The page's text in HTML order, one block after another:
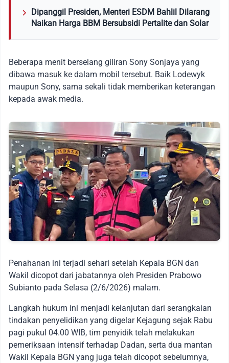
Dipanggil Presiden, Menteri ESDM Bahlil Dilarang
Naikan Harga BBM Bersubsidi Pertalite dan Solar
Beberapa menit berselang giliran Sony Sonjaya yang
dibawa masuk ke dalam mobil tersebut. Baik Lodewyk
maupun Sony, sama sekali tidak memberikan keterangan
kepada awak media.
Penahanan ini terjadi sehari setelah Kepala BGN dan
Wakil dicopot dari jabatannya oleh Presiden Prabowo
Subianto pada Selasa (2/6/2026) malam.
Langkah hukum ini menjadi kelanjutan dari serangkaian
tindakan penyelidikan yang digelar Kejagung sejak Rabu
pagi pukul 04.00 WIB, tim penyidik telah melakukan
pemeriksaan intensif terhadap Dadan, serta dua mantan
Wakil Kepala BGN yang juga telah dicopot sebelumnya,